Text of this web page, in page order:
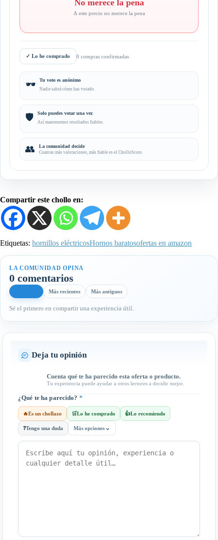
No merece la pena
A este precio no merece la pena
✓ Lo he comprado 0 compras confirmadas
🕶️ Tu voto es anónimo
Nadie sabrá cómo has votado.
🛡️ Solo puedes votar una vez
Así mantenemos resultados fiables.
👥 La comunidad decide
Cuantas más valoraciones, más fiable es el CholloScore.
Compartir este chollo en:
Etiquetas: hornillos eléctricosHornos baratosofertas en amazon
LA COMUNIDAD OPINA
0 comentarios
Más recientes Más antiguos
Sé el primero en compartir una experiencia útil.
Deja tu opinión
Cuenta qué te ha parecido esta oferta o producto.
Tu experiencia puede ayudar a otros lectores a decidir mejor.
¿Qué te ha parecido? *
🔥Es un chollazo 🛒Lo he comprado 👍Lo recomiendo
❓Tengo una duda Más opciones ⌄